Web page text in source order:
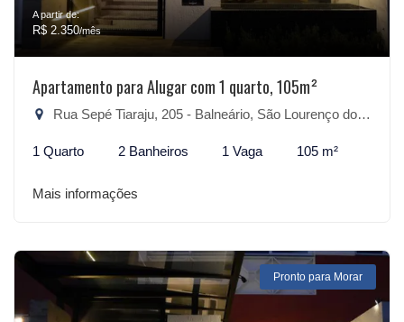
A partir de:
R$ 2.350/mês
Apartamento para Alugar com 1 quarto, 105m²
Rua Sepé Tiaraju, 205 - Balneário, São Lourenço do Sul-RS
1 Quarto 2 Banheiros 1 Vaga 105 m²
Mais informações
Pronto para Morar